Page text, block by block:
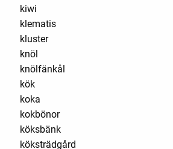
kiwi
klematis
kluster
knöl
knölfänkål
kök
koka
kokbönor
köksbänk
köksträdgård